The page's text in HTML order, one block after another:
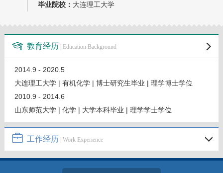
毕业院校： 大连理工大学
教育经历 | Education Background
2014.9 - 2020.5
大连理工大学 | 有机化学 | 博士研究生毕业 | 理学博士学位
2010.9 - 2014.6
山东师范大学 | 化学 | 大学本科毕业 | 理学学士学位
工作经历 | Work Experience